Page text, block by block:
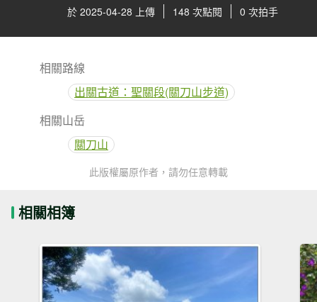
於 2025-04-28 上傳 148 次點閱 0 次拍手
相關路線
出關古道：聖關段(關刀山步道)
相關山岳
關刀山
此版權屬原作者，請勿任意轉載
相關相簿